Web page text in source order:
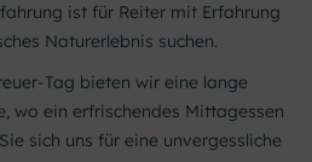
ist für Reiter mit Erfahrung
Naturerlebnis suchen.
Tag bieten wir eine lange
wo ein erfrischendes Mittagessen
sich uns für eine unvergessliche